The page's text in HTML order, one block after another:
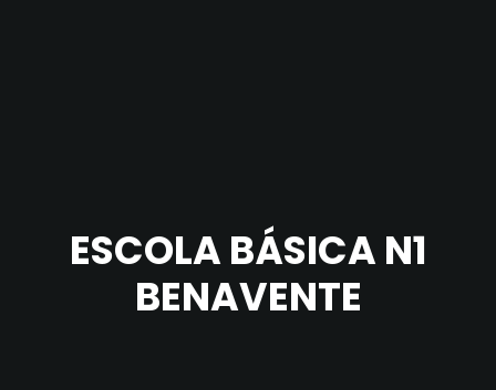
ESCOLA BÁSICA N1
BENAVENTE